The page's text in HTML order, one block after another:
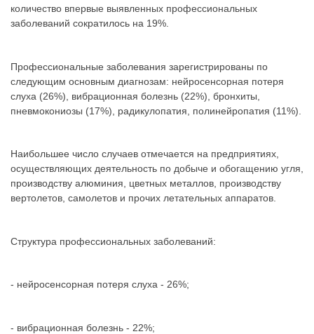
количество впервые выявленных профессиональных
заболеваний сократилось на 19%.
Профессиональные заболевания зарегистрированы по
следующим основным диагнозам: нейросенсорная потеря
слуха (26%), вибрационная болезнь (22%), бронхиты,
пневмокониозы (17%), радикулопатия, полинейропатия (11%).
Наибольшее число случаев отмечается на предприятиях,
осуществляющих деятельность по добыче и обогащению угля,
производству алюминия, цветных металлов, производству
вертолетов, самолетов и прочих летательных аппаратов.
Структура профессиональных заболеваний:
- нейросенсорная потеря слуха - 26%;
- вибрационная болезнь - 22%;